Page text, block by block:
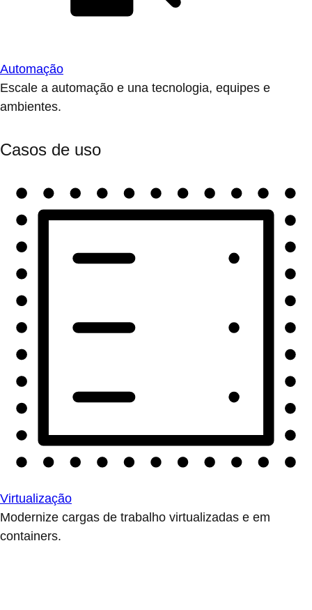
Automação
Escale a automação e una tecnologia, equipes e
ambientes.
Casos de uso
Virtualização
Modernize cargas de trabalho virtualizadas e em
containers.